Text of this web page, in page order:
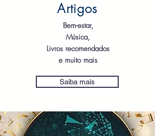
Artigos
Bem-estar,
Música,
Livros recomendados
e muito mais
Saiba mais